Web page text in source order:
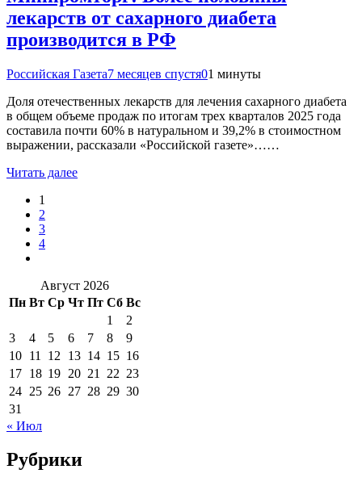
лекарств от сахарного диабета
производится в РФ
Российская Газета7 месяцев спустя01 минуты
Доля отечественных лекарств для лечения сахарного диабета
в общем объеме продаж по итогам трех кварталов 2025 года
составила почти 60% в натуральном и 39,2% в стоимостном
выражении, рассказали «Российской газете»……
Читать далее
1
2
3
4
Август 2026
Пн Вт Ср Чт Пт Сб Вс
1
2
3
4 5 6 7 8
9
10 11 12 13 14 15 16
17 18 19 20 21 22 23
24 25 26 27 28 29 30
31
« Июл
Рубрики